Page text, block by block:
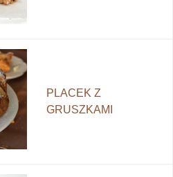
PLACEK Z
GRUSZKAMI